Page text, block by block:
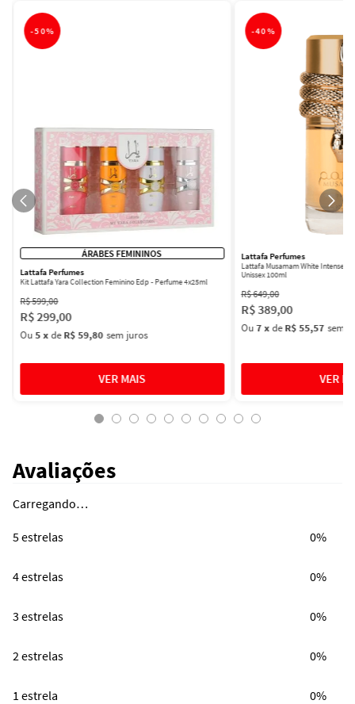
-50%
ÁRABES FEMININOS
Lattafa Perfumes
Kit Lattafa Yara Collection Feminino Edp - Perfume 4x25ml
R$599,00
R$ 299,00
Ou5 xdeR$ 59,80 sem juros
-40%
Lattafa Perfumes
Lattafa Musamam White Intense
Unissex 100ml
R$649,00
R$389,00
Ou7xdeR$ 55,57 sem
Avaliações
Carregando…
5 estrelas 0%
4 estrelas 0%
3 estrelas 0%
2 estrelas 0%
1 estrela 0%